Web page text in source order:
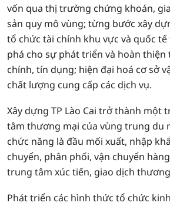
vốn qua thị trường chứng khoán,
sản quy mô vùng; từng bước xây
tổ chức tài chính khu vực và quốc tế
phá cho sự phát triển và hoàn
chính, tín dụng; hiện đại hoá cơ sở
chất lượng cung cấp các dịch vụ.
Xây dựng TP Lào Cai trở thành
tâm thương mại của vùng trung du
chức năng là đầu mối xuất, nhập
chuyển, phân phối, vận chuyển
trung tâm xúc tiến, giao dịch
Phát triển các hình thức tổ chức